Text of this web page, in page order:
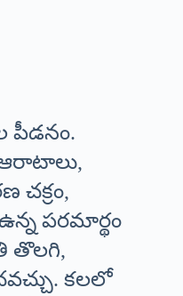
పీడనం.
ఆరాటాలు,
చక్రం,
పరమార్థం
తొలగి,
కలలో